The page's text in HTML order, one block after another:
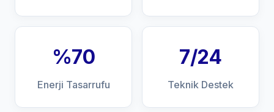
%70
Enerji Tasarrufu
7/24
Teknik Destek